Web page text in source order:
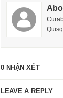
0 NHẬN XÉT
LEAVE A REPLY